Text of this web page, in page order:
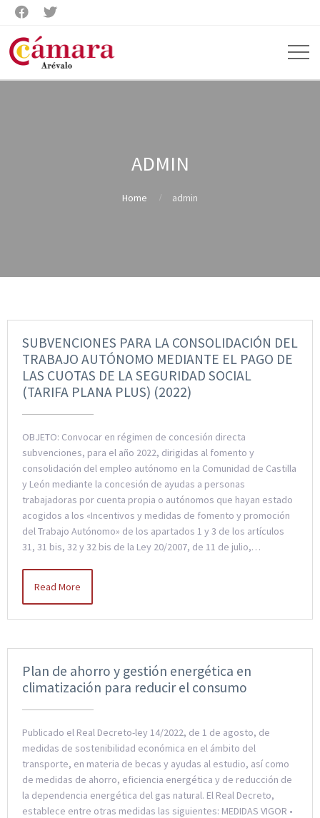
 
ADMIN
Home admin
SUBVENCIONES PARA LA CONSOLIDACIÓN DEL
TRABAJO AUTÓNOMO MEDIANTE EL PAGO DE
LAS CUOTAS DE LA SEGURIDAD SOCIAL
(TARIFA PLANA PLUS) (2022)
OBJETO: Convocar en régimen de concesión directa
subvenciones, para el año 2022, dirigidas al fomento y
consolidación del empleo autónomo en la Comunidad de Castilla
y León mediante la concesión de ayudas a personas
trabajadoras por cuenta propia o autónomos que hayan estado
acogidos a los «Incentivos y medidas de fomento y promoción
del Trabajo Autónomo» de los apartados 1 y 3 de los artículos
31, 31 bis, 32 y 32 bis de la Ley 20/2007, de 11 de julio,…
Read More
Plan de ahorro y gestión energética en
climatización para reducir el consumo
Publicado el Real Decreto-ley 14/2022, de 1 de agosto, de
medidas de sostenibilidad económica en el ámbito del
transporte, en materia de becas y ayudas al estudio, así como
de medidas de ahorro, eficiencia energética y de reducción de
la dependencia energética del gas natural. El Real Decreto,
establece entre otras medidas las siguientes: MEDIDAS VIGOR •